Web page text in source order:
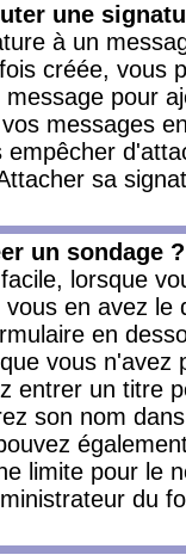
une
à un
créée, vous
pour
messages
sa
un sondage ?
lorsque
en avez
en
vous
entrer un titre
son nom
limite pour le
du